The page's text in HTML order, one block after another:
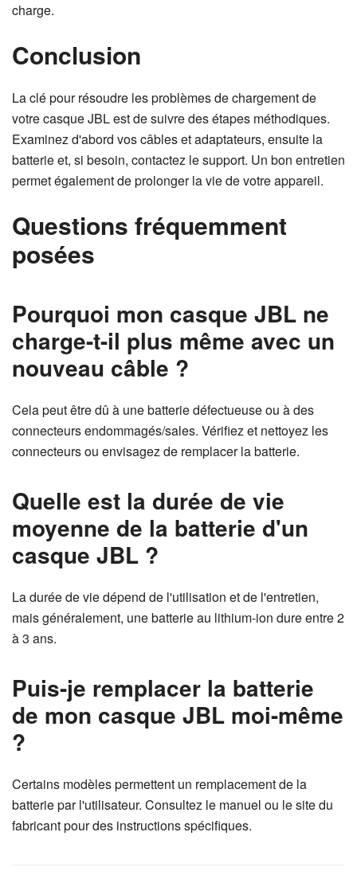
charge.
Conclusion
La clé pour résoudre les problèmes de chargement de
votre casque JBL est de suivre des étapes méthodiques.
Examinez d'abord vos câbles et adaptateurs, ensuite la
batterie et, si besoin, contactez le support. Un bon entretien
permet également de prolonger la vie de votre appareil.
Questions fréquemment
posées
Pourquoi mon casque JBL ne
charge-t-il plus même avec un
nouveau câble ?
Cela peut être dû à une batterie défectueuse ou à des
connecteurs endommagés/sales. Vérifiez et nettoyez les
connecteurs ou envisagez de remplacer la batterie.
Quelle est la durée de vie
moyenne de la batterie d'un
casque JBL ?
La durée de vie dépend de l'utilisation et de l'entretien,
mais généralement, une batterie au lithium-ion dure entre 2
à 3 ans.
Puis-je remplacer la batterie
de mon casque JBL moi-même
?
Certains modèles permettent un remplacement de la
batterie par l'utilisateur. Consultez le manuel ou le site du
fabricant pour des instructions spécifiques.